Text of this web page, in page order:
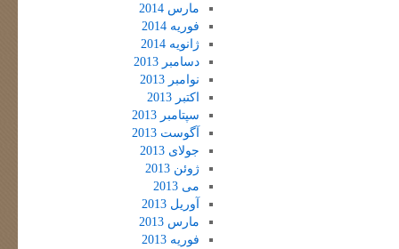
مارس 2014
فوریه 2014
ژانویه 2014
دسامبر 2013
نوامبر 2013
اکتبر 2013
سپتامبر 2013
آگوست 2013
جولای 2013
ژوئن 2013
می 2013
آوریل 2013
مارس 2013
فوریه 2013